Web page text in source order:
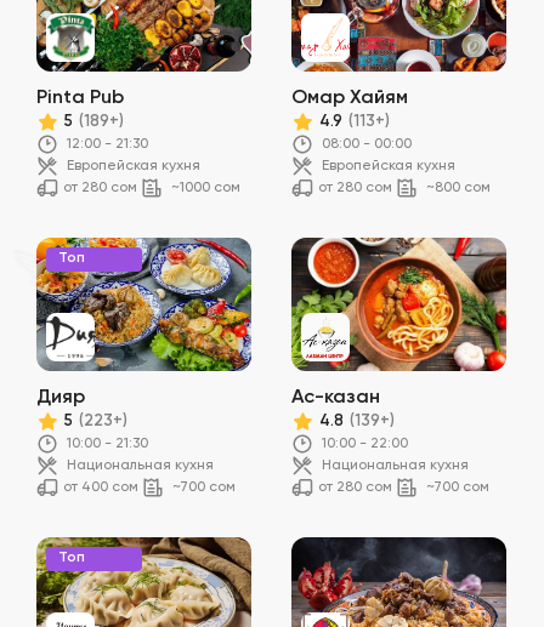
Pinta Pub
5 (189+)
12:00 - 21:30
Европейская кухня
от 280 сом
~1000 сом
Омар Хайям
4.9 (113+)
08:00 - 00:00
Европейская кухня
от 280 сом
~800 сом
Топ
Дияр
5 (223+)
10:00 - 21:30
Национальная кухня
от 400 сом
~700 сом
Ас-казан
4.8 (139+)
10:00 - 22:00
Национальная кухня
от 280 сом
~700 сом
Топ